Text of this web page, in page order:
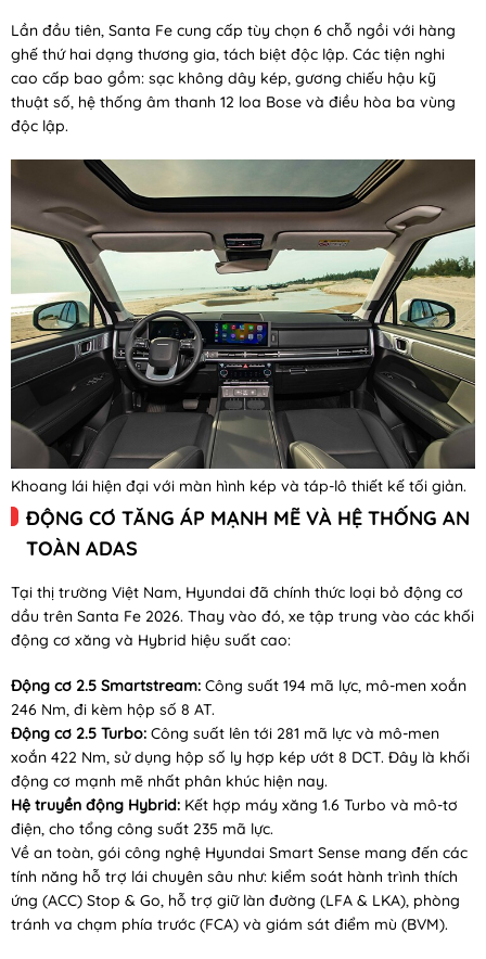
Lần đầu tiên, Santa Fe cung cấp tùy chọn 6 chỗ ngồi với hàng
ghế thứ hai dạng thương gia, tách biệt độc lập. Các tiện nghi
cao cấp bao gồm: sạc không dây kép, gương chiếu hậu kỹ
thuật số, hệ thống âm thanh 12 loa Bose và điều hòa ba vùng
độc lập.
Khoang lái hiện đại với màn hình kép và táp-lô thiết kế tối giản.
ĐỘNG CƠ TĂNG ÁP MẠNH MẼ VÀ HỆ THỐNG AN
TOÀN ADAS
Tại thị trường Việt Nam, Hyundai đã chính thức loại bỏ động cơ
dầu trên Santa Fe 2026. Thay vào đó, xe tập trung vào các khối
động cơ xăng và Hybrid hiệu suất cao:
Động cơ 2.5 Smartstream: Công suất 194 mã lực, mô-men xoắn
246 Nm, đi kèm hộp số 8 AT.
Động cơ 2.5 Turbo: Công suất lên tới 281 mã lực và mô-men
xoắn 422 Nm, sử dụng hộp số ly hợp kép ướt 8 DCT. Đây là khối
động cơ mạnh mẽ nhất phân khúc hiện nay.
Hệ truyền động Hybrid: Kết hợp máy xăng 1.6 Turbo và mô-tơ
điện, cho tổng công suất 235 mã lực.
Về an toàn, gói công nghệ Hyundai Smart Sense mang đến các
tính năng hỗ trợ lái chuyên sâu như: kiểm soát hành trình thích
ứng (ACC) Stop & Go, hỗ trợ giữ làn đường (LFA & LKA), phòng
tránh va chạm phía trước (FCA) và giám sát điểm mù (BVM).